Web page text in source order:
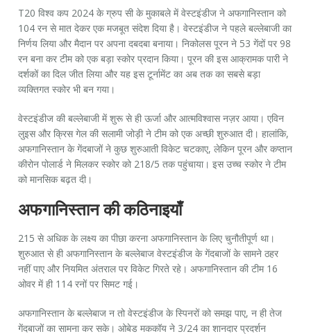
T20 विश्व कप 2024 के ग्रुप सी के मुकाबले में वेस्टइंडीज ने अफगानिस्तान को
104 रन से मात देकर एक मजबूत संदेश दिया है। वेस्टइंडीज ने पहले बल्लेबाजी का
निर्णय लिया और मैदान पर अपना दबदबा बनाया। निकोलस पूरन ने 53 गेंदों पर 98
रन बना कर टीम को एक बड़ा स्कोर प्रदान किया। पूरन की इस आक्रामक पारी ने
दर्शकों का दिल जीत लिया और यह इस टूर्नामेंट का अब तक का सबसे बड़ा
व्यक्तिगत स्कोर भी बन गया।
वेस्टइंडीज की बल्लेबाजी में शुरू से ही ऊर्जा और आत्मविश्वास नज़र आया। एविन
लुइस और क्रिस गेल की सलामी जोड़ी ने टीम को एक अच्छी शुरुआत दी। हालांकि,
अफगानिस्तान के गेंदबाजों ने कुछ शुरुआती विकेट चटकाए, लेकिन पूरन और कप्तान
कीरोन पोलार्ड ने मिलकर स्कोर को 218/5 तक पहुंचाया। इस उच्च स्कोर ने टीम
को मानसिक बढ़त दी।
अफगानिस्तान की कठिनाइयाँ
215 से अधिक के लक्ष्य का पीछा करना अफगानिस्तान के लिए चुनौतीपूर्ण था।
शुरुआत से ही अफगानिस्तान के बल्लेबाज वेस्टइंडीज के गेंदबाजों के सामने ठहर
नहीं पाए और नियमित अंतराल पर विकेट गिरते रहे। अफगानिस्तान की टीम 16
ओवर में ही 114 रनों पर सिमट गई।
अफगानिस्तान के बल्लेबाज न तो वेस्टइंडीज के स्पिनरों को समझ पाए, न ही तेज
गेंदबाजों का सामना कर सके। ओबेड मककॉय ने 3/24 का शानदार प्रदर्शन